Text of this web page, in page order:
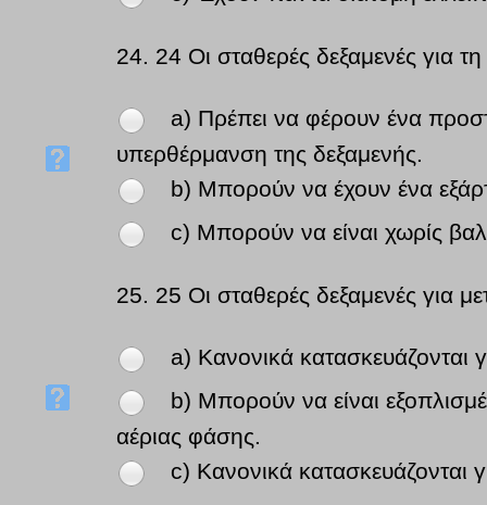
24. 24 Οι σταθερές δεξαμενές για
a) Πρέπει να φέρουν ένα
υπερθέρμανση της δεξαμενής.
b) Μπορούν να έχουν ένα
c) Μπορούν να είναι χωρίς
25. 25 Οι σταθερές δεξαμενές για
a) Κανονικά κατασκευάζονται
b) Μπορούν να είναι
αέριας φάσης.
c) Κανονικά κατασκευάζονται